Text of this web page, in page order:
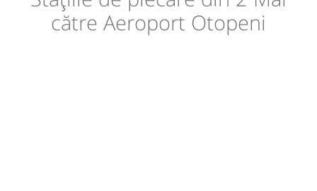
către Aeroport Otopeni